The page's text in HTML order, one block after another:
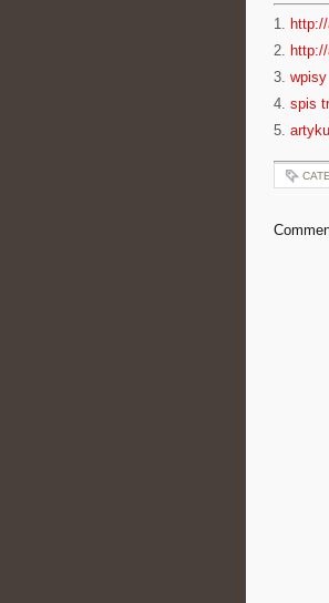
1.
2.
3. wpisy
4. spis
5.